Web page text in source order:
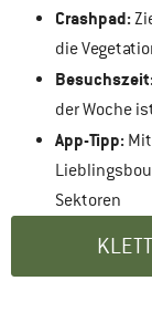
Crashpad:
die
der Woche
App-Tipp:
Sektoren